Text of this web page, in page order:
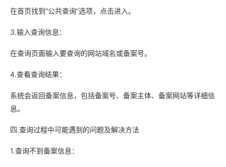
在首页找到“公共查询”选项，点击进入。
3.输入查询信息：
在查询页面输入要查询的网站域名或备案号。
4.查看查询结果：
系统会返回备案信息，包括备案号、备案主体、备案网站等详细信
息。
四.查询过程中可能遇到的问题及解决方法
1.查询不到备案信息：